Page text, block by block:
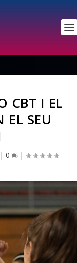
CBT I EL
EL SEU
| 0 |